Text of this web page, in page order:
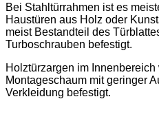
Bei Stahltürrahmen ist es
Haustüren aus Holz oder
meist Bestandteil des
Turboschrauben befestigt.
Holztürzargen im
Montageschaum mit geringer
Verkleidung befestigt.